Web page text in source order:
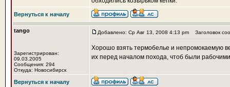
Вернуться к началу
tango
Зарегистрирован:
09.03.2005
Сообщения: 294
Откуда: Новосибирск
Добавлено: Ср Авг 13, 2008 4:13 pm Заголовок
Хорошо взять термобелье и непромокаемую
их перед началом похода, чтоб были
Вернуться к началу